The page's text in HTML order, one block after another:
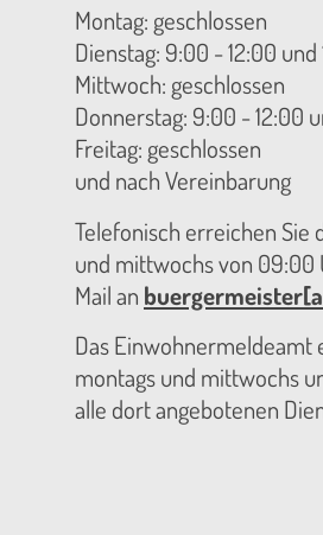
Montag: geschlossen
Dienstag: 9:00 - 12:00
Mittwoch: geschlossen
Donnerstag: 9:00 - 12:00
Freitag: geschlossen
und nach Vereinbarung
Telefonisch erreichen Sie
und mittwochs von 09:00
Mail an
Das Einwohnermeldeamt
montags und mittwochs
alle dort angebotenen